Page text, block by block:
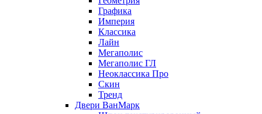
Графика
Империя
Классика
Лайн
Мегаполис
Мегаполис ГЛ
Неоклассика Про
Скин
Тренд
Двери ВанМарк